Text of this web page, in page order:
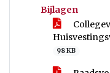
Bijlagen
98 KB